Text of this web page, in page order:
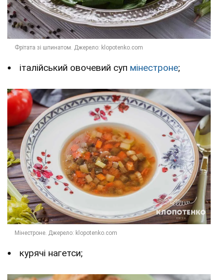
італійський овочевий суп мінестроне;
курячі нагетси;